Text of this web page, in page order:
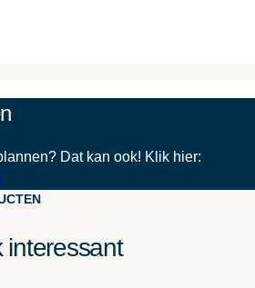
Dat kan ook! Klik hier:
interessant